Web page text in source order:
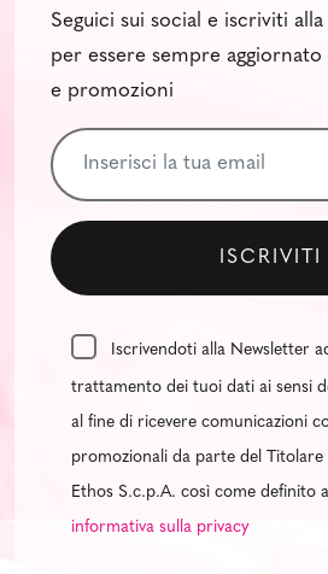
Seguici sui social e iscriviti
per essere sempre
e promozioni
Iscrivendoti alla Newsletter
trattamento dei tuoi dati ai sensi
al fine di ricevere comunicazioni
promozionali da parte del
Ethos S.c.p.A. così come definito
informativa sulla privacy